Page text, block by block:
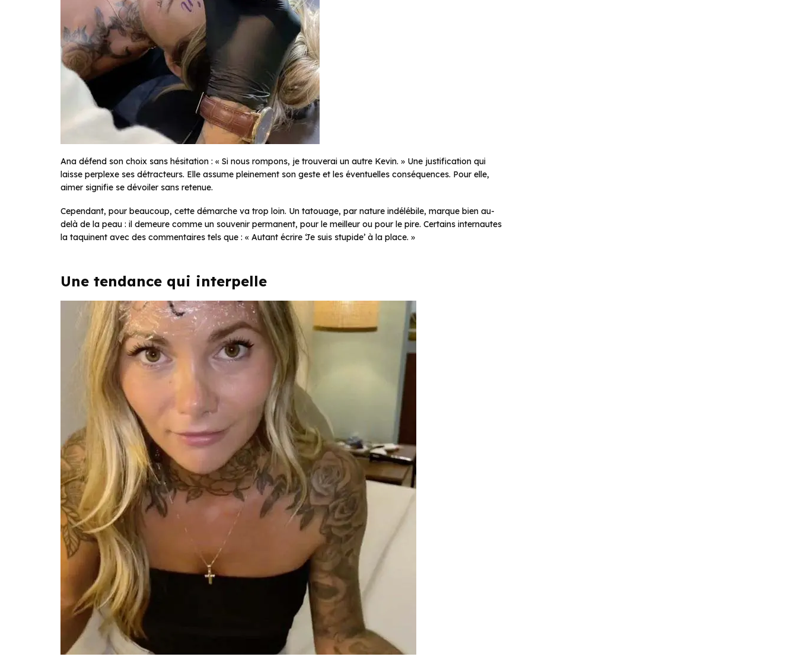
Ana défend son choix sans hésitation : « Si nous rompons, je trouverai un autre Kevin. » Une justification qui
laisse perplexe ses détracteurs. Elle assume pleinement son geste et les éventuelles conséquences. Pour elle,
aimer signifie se dévoiler sans retenue.
Cependant, pour beaucoup, cette démarche va trop loin. Un tatouage, par nature indélébile, marque bien au-
delà de la peau : il demeure comme un souvenir permanent, pour le meilleur ou pour le pire. Certains internautes
la taquinent avec des commentaires tels que : « Autant écrire ‘Je suis stupide’ à la place. »
Une tendance qui interpelle